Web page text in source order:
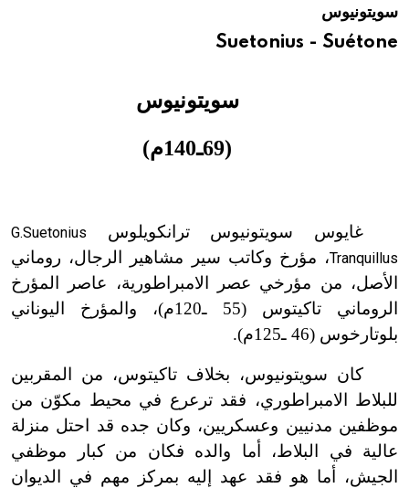
هيئة الموسوعة العربية تطلق موسوعات جديدة في عام 2026سويتونيوس
Suetonius - Suétone
سويتونيوس
(69ـ140م)
غايوس سويتونيوس ترانكويلوس
G.Suetonius
Tranquillus، مؤرخ وكاتب سير مشاهير الرجال، روماني
الأصل، من مؤرخي عصر الامبراطورية، عاصر المؤرخ
الروماني تاكيتوس (55 ـ120م)، والمؤرخ اليوناني
بلوتارخوس (46 ـ125م).
كان سويتونيوس، بخلاف تاكيتوس، من المقربين
للبلاط الامبراطوري، فقد ترعرع في محيط مكوّن من
موظفين مدنيين وعسكريين، وكان جده قد احتل منزلة
عالية في البلاط، أما والده فكان من كبار موظفي
الجيش، أما هو فقد عهد إليه بمركز مهم في الديوان